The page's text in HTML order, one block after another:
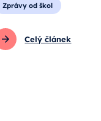
Zprávy od škol
Celý článek